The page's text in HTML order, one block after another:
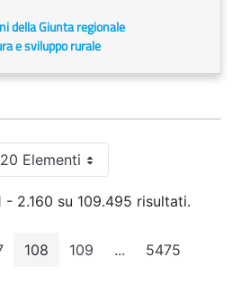
della Giunta regionale
e sviluppo rurale
20 ElementiPer pagina
- 2.160 su 109.495 risultati.
intermedie
Pagina
108 Pagina
109 ...Pagine intermedie
Pagina
5475